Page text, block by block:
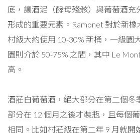
底，讓酒泥（酵母殘骸）與葡萄酒充
形成的重要元素。Ramonet 對於新橡
村級大約使用 10-30% 新桶，一級園
園則介於 50-75% 之間，其中 Le
高。
酒莊白葡萄酒，絕大部分在第二個冬
部分在 12 個月之後才裝瓶，且每個
相同。比如村莊級在第二年 9 月就開